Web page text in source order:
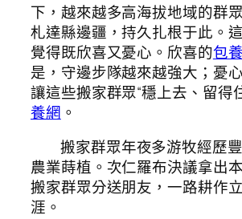
下，越來越多高海拔地域的群
札達縣邊疆，持久扎根于此。
覺得既欣喜又憂心。欣喜的包
是，守邊步隊越來越強大；憂
讓這些搬家群眾“穩上去、留得
養網 。
搬家群眾年夜多游牧經歷
農業蒔植。次仁羅布決議拿出
搬家群眾分送朋友，一路耕作
涯。